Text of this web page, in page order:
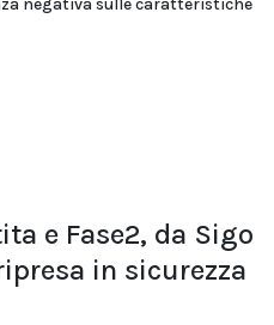
negativa sulle caratteristiche
e Fase2, da Sigo
in sicurezza